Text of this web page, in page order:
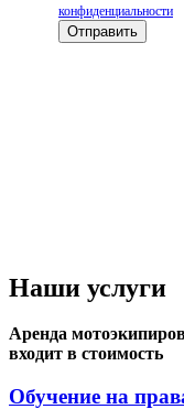
конфиденциальности
Наши услуги
Аренда
входит в стоимость
Обучение на